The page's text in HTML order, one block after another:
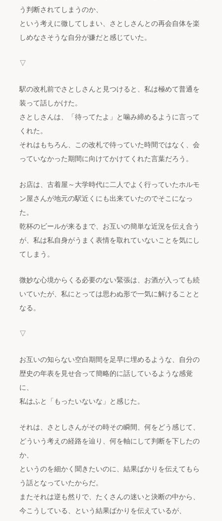
う判断されてしまうのか、
という考えに徹してしまい、さとしさんとの再会自体を楽
しめなさそうな自分が嫌だと感じていた。
▽
駅の改札前でさとしさんと見つけると、私は極めて普通を
装って話しかけた。
さとしさんは、「待ってたよ」と噛み締めるように言って
くれた。
それはもちろん、この改札で待っていた時間ではなく、会
っていなかった期間に向けてかけてくれた言葉だろう。
お店は、古着屋～大学時代に二人でよく行っていたホルモ
ン屋さんが地元の駅近くにも出来ていたのでそこになっ
た。
乾杯のビールが来るまで、お互いの簡単な近況を伝え合う
が、私は私自身がうまく表情を取れていないことを気にし
てしまう。
微妙な心境からくる必要のない緊張は、お酒が入っても続
いていたが、私にとっては思わぬ形で一気に解けることと
なる。
▽
お互いの知らない空白期間を足早に埋めるような、自分の
歴史の年表を見せ合って簡略的に話しているような感覚
に、
私はふと「もったいないな」と感じた。
それは、さとしさんがその時その瞬間、何をどう感じて、
どういう考えの経路を辿り、何を軸にして判断を下したの
か、
というのを細かく聞きたいのに、結果ばかりを伝えてもら
う話となっていたからだ。
またそれは逆も然りで、たくさんの迷いと決断の中から、
今こうしている、という結果ばかりを伝えているが、